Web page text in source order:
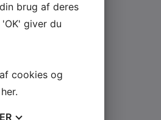
brug af deres
giver du
cookies og
her.